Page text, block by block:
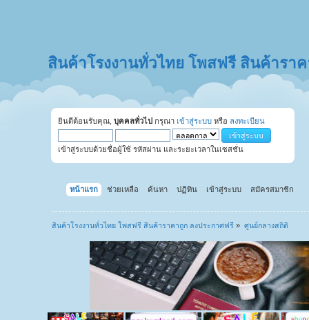
สินค้าโรงงานทั่วไทย โพสฟรี สินค้ารา
ยินดีต้อนรับคุณ, บุคคลทั่วไป กรุณา เข้าสู่ระบบ หรือ ลงทะเบียน
เข้าสู่ระบบด้วยชื่อผู้ใช้ รหัสผ่าน และระยะเวลาในเซสชั่น
หน้าแรก ช่วยเหลือ ค้นหา ปฏิทิน เข้าสู่ระบบ สมัครสมาชิก
สินค้าโรงงานทั่วไทย โพสฟรี สินค้าราคาถูก ลงประกาศฟรี » ศูนย์กลางสถิติ